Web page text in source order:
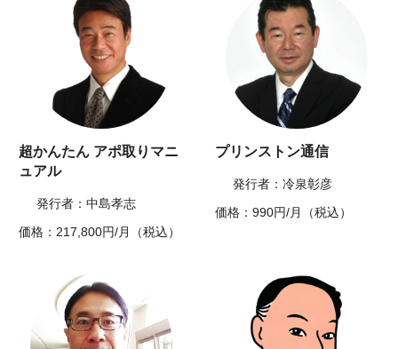
超かんたん アポ取りマニ
ュアル
発行者：中島孝志
価格：217,800円/月（税込）
プリンストン通信
発行者：冷泉彰彦
価格：990円/月（税込）